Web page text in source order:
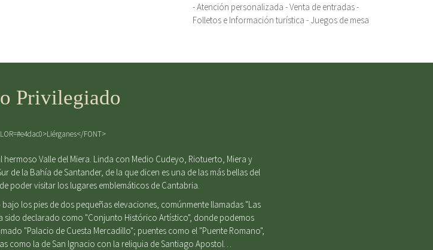
- Atención personalizada - Venta de entradas -
Folletos e Información turística - Juegos de mesa
Privilegiado
Valle del Miera. Linda con Medio Cudeyo, Riotuerto, Miera y
de la Bahía de Santander, de la que dicen es una de las más bellas del
poder visitar los lugares emblemáticos de Cantabria.
los pies de dos pequeñas elevaciones, comúnmente llamadas "Las
sido declarado como "Conjunto Histórico Artístico", donde podemos
"Palacio de Cuesta Mercadillo"; puentes como el "Puente Romano",
como la de San Ignacio con la reliquia de Santiago Apostol…